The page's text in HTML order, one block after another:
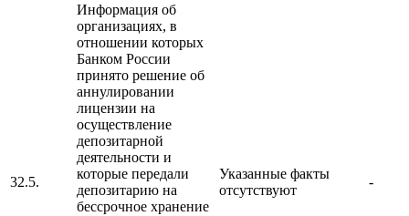
32.5.
Информация об
организациях, в
отношении которых
Банком России
принято решение об
аннулировании
лицензии на
осуществление
депозитарной
деятельности и
которые передали
депозитарию на
бессрочное хранение
Указанные факты
отсутствуют
-